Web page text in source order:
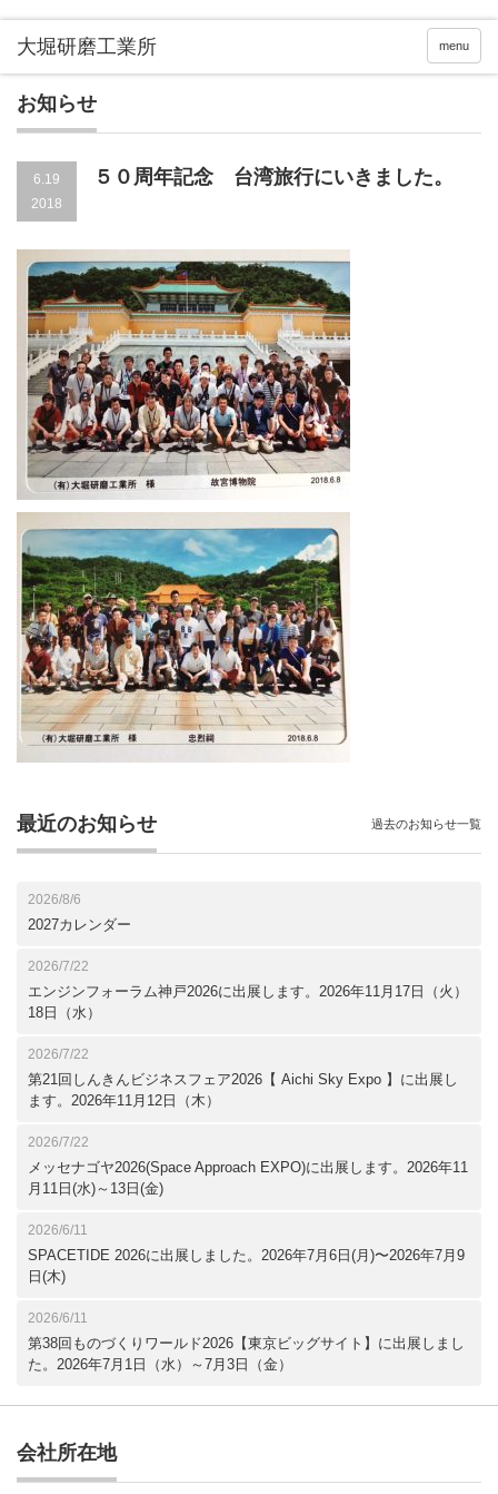
menu
お知らせ
6.19
2018
５０周年記念 台湾旅行にいきました。
最近のお知らせ
2026/8/6
2027カレンダー
2026/7/22
エンジンフォーラム神戸2026に出展します。2026年11月17日（火）
18日（水）
2026/7/22
第21回しんきんビジネスフェア2026【 Aichi Sky Expo 】に出展し
ます。2026年11月12日（木）
2026/7/22
メッセナゴヤ2026(Space Approach EXPO)に出展します。2026年11
月11日(水)～13日(金)
2026/6/11
SPACETIDE 2026に出展しました。2026年7月6日(月)〜2026年7月9
日(木)
2026/6/11
第38回ものづくりワールド2026【東京ビッグサイト】に出展しまし
た。2026年7月1日（水）～7月3日（金）
過去のお知らせ一覧
会社所在地